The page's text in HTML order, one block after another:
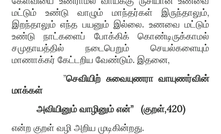
மட்டும் உண்டு வாழும் மாந்தர்கள் இருந்தாலும்,
இறந்தாலும் எந்த பயனும் இல்லை. உணவை மட்டும்
உண்டு நாட்களைப் போக்கிக் கொண்டிருக்காமல்
சமுதாயத்தில் நடைபெறும் செயல்களையும்
மாணாக்கர் கேட்டறிய வேண்டும். இதனை,
”செவியிற் சுவையுணரா வாயுணர்வின்
மாக்கள்
அவியினும் வாழினும் என்”
(குறள்,420)
என்ற குறள் வழி அறிய முடிகின்றது.